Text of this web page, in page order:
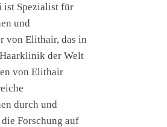
ist Spezialist für
und
von Elithair, das in
der Welt
von Elithair
durch und
Forschung auf